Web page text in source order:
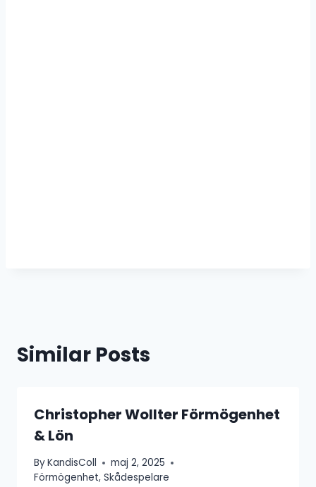
Similar Posts
Christopher Wollter Förmögenhet
& Lön
ByKandisColl
maj 2, 2025
Förmögenhet, Skådespelare